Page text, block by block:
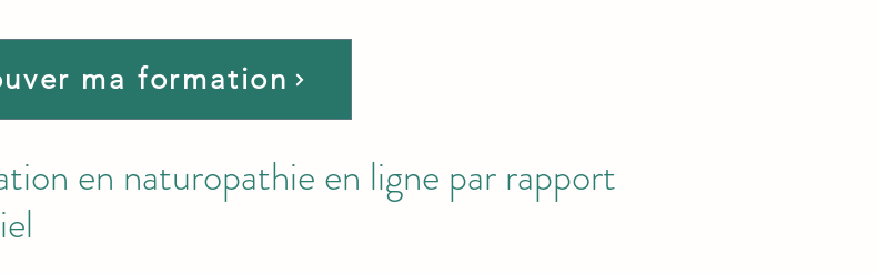
ma formation
en naturopathie en ligne par rapport